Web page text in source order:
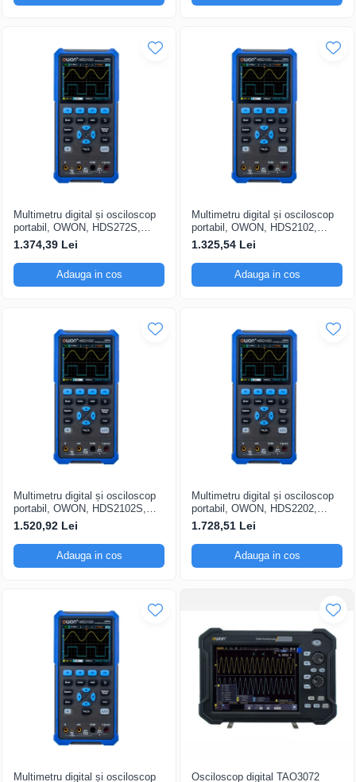
Multimetru digital și osciloscop
portabil, OWON, HDS272S,
200mV-1kV, 200mA-
1.374,39 Lei
Adauga in cos
Multimetru digital și osciloscop
portabil, OWON, HDS2102,
200mV-1kV, 200mA-
1.325,54 Lei
Adauga in cos
Multimetru digital și osciloscop
portabil, OWON, HDS2102S,
200mV-1kV, 200mA-
1.520,92 Lei
Adauga in cos
Multimetru digital și osciloscop
portabil, OWON, HDS2202,
200mV-1kV, 200mA-
1.728,51 Lei
Adauga in cos
Multimetru digital și osciloscop Osciloscop digital TAO3072